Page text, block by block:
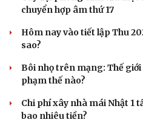
chuyển hợp âm thứ 17
Hôm nay vào tiết lập Thu
sao?
Bôi nhọ trên mạng: Thế
phạm thế nào?
Chi phí xây nhà mái Nhật 1
bao nhiêu tiền?